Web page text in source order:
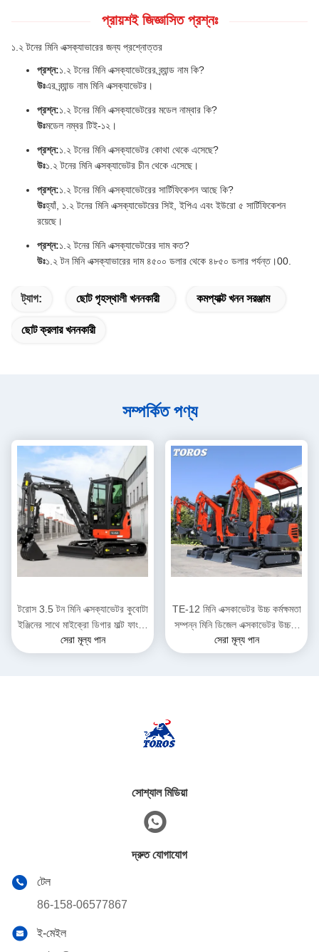
প্রায়শই জিজ্ঞাসিত প্রশ্নঃ
১.২ টনের মিনি এক্সক্যাভারের জন্য প্রশ্নোত্তর
প্রশ্ন:১.২ টনের মিনি এক্সক্যাভেটরের ব্র্যান্ড নাম কি?
উঃএর ব্র্যান্ড নাম মিনি এক্সক্যাভেটর।
প্রশ্ন:১.২ টনের মিনি এক্সক্যাভেটরের মডেল নাম্বার কি?
উঃমডেল নম্বর টিই-১২।
প্রশ্ন:১.২ টনের মিনি এক্সক্যাভেটর কোথা থেকে এসেছে?
উঃ১.২ টনের মিনি এক্সক্যাভেটর চীন থেকে এসেছে।
প্রশ্ন:১.২ টনের মিনি এক্সক্যাভেটরের সার্টিফিকেশন আছে কি?
উঃহ্যাঁ, ১.২ টনের মিনি এক্সক্যাভেটরের সিই, ইপিএ এবং ইউরো ৫ সার্টিফিকেশন
রয়েছে।
প্রশ্ন:১.২ টনের মিনি এক্সক্যাভেটরের দাম কত?
উঃ১.২ টন মিনি এক্সক্যাভারের দাম ৪৫০০ ডলার থেকে ৪৮৫০ ডলার পর্যন্ত।00.
ট্যাগ: ছোট গৃহস্থালী খননকারী কমপ্যাক্ট খনন সরঞ্জাম
ছোট ক্রলার খননকারী
সম্পর্কিত পণ্য
টরোস 3.5 টন মিনি এক্সক্যাভেটর কুবোটা
ইঞ্জিনের সাথে মাইক্রো ডিগার মাল্ট ফাংশন
ব্যাগার
সেরা মূল্য পান
TE-12 মিনি এক্সকাভেটর উচ্চ কর্মক্ষমতা
সম্পন্ন মিনি ডিজেল এক্সকাভেটর উচ্চতা
2285 মিমি পৌরসভা কাজের জন্য
সেরা মূল্য পান
সোশ্যাল মিডিয়া
দ্রুত যোগাযোগ
টেল
86-158-06577867
ই-মেইল